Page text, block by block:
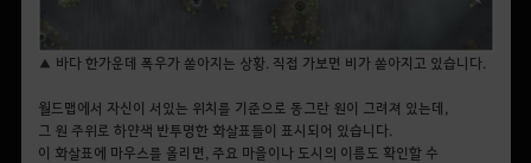
▲ 바다 한가운데 폭우가 쏟아지는 상황. 직접 가보면 비가 쏟아지고 있습니다.
월드맵에서 자신이 서있는 위치를 기준으로 동그란 원이 그려져 있는데,
그 원 주위로 하얀색 반투명한 화살표들이 표시되어 있습니다.
이 화살표에 마우스를 올리면, 주요 마을이나 도시의 이름도 확인할 수